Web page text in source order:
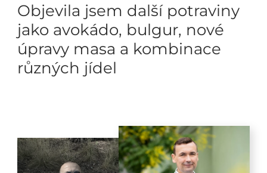
Objevila jsem další potraviny
jako avokádo, bulgur, nové
úpravy masa a kombinace
různých jídel